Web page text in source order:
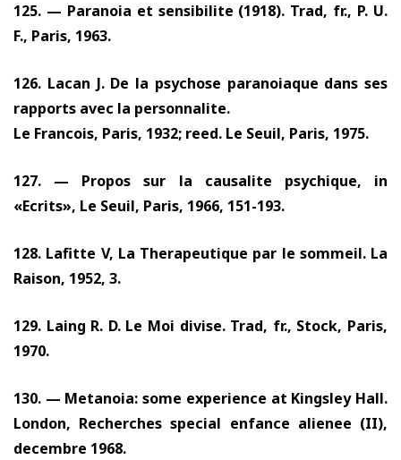
125. — Paranoia et sensibilite (1918). Trad, fr., P. U.
F., Paris, 1963.
126. Lacan J. De la psychose paranoiaque dans ses
rapports avec la personnalite.
Le Francois, Paris, 1932; reed. Le Seuil, Paris, 1975.
127. — Propos sur la causalite psychique, in
«Ecrits», Le Seuil, Paris, 1966, 151-193.
128. Lafitte V, La Therapeutique par le sommeil. La
Raison, 1952, 3.
129. Laing R. D. Le Moi divise. Trad, fr., Stock, Paris,
1970.
130. — Metanoia: some experience at Kingsley Hall.
London, Recherches special enfance alienee (II),
decembre 1968.